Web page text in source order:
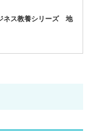
ネス教養シリーズ 地